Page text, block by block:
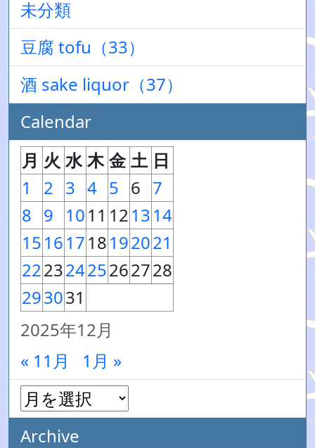
未分類
豆腐 tofu（33）
酒 sake liquor（37）
Calendar
2025年12月
月 火 水 木 金 土 日
1
2 3 4 5 6 7
8 9 1011 121314
15161718192021
22232425262728
293031
« 11月 1月 »
Archive